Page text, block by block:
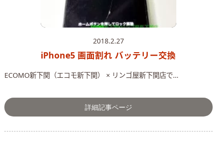
2018.2.27
iPhone5 画面割れ バッテリー交換
ECOMO新下関（エコモ新下関） × リンゴ屋新下関店で…
詳細記事ページ